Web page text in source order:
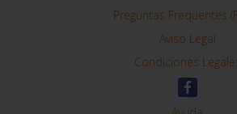
Preguntas Frequentes
Aviso Legal
Condiciones